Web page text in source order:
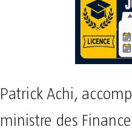
Patrick Achi,
ministre des